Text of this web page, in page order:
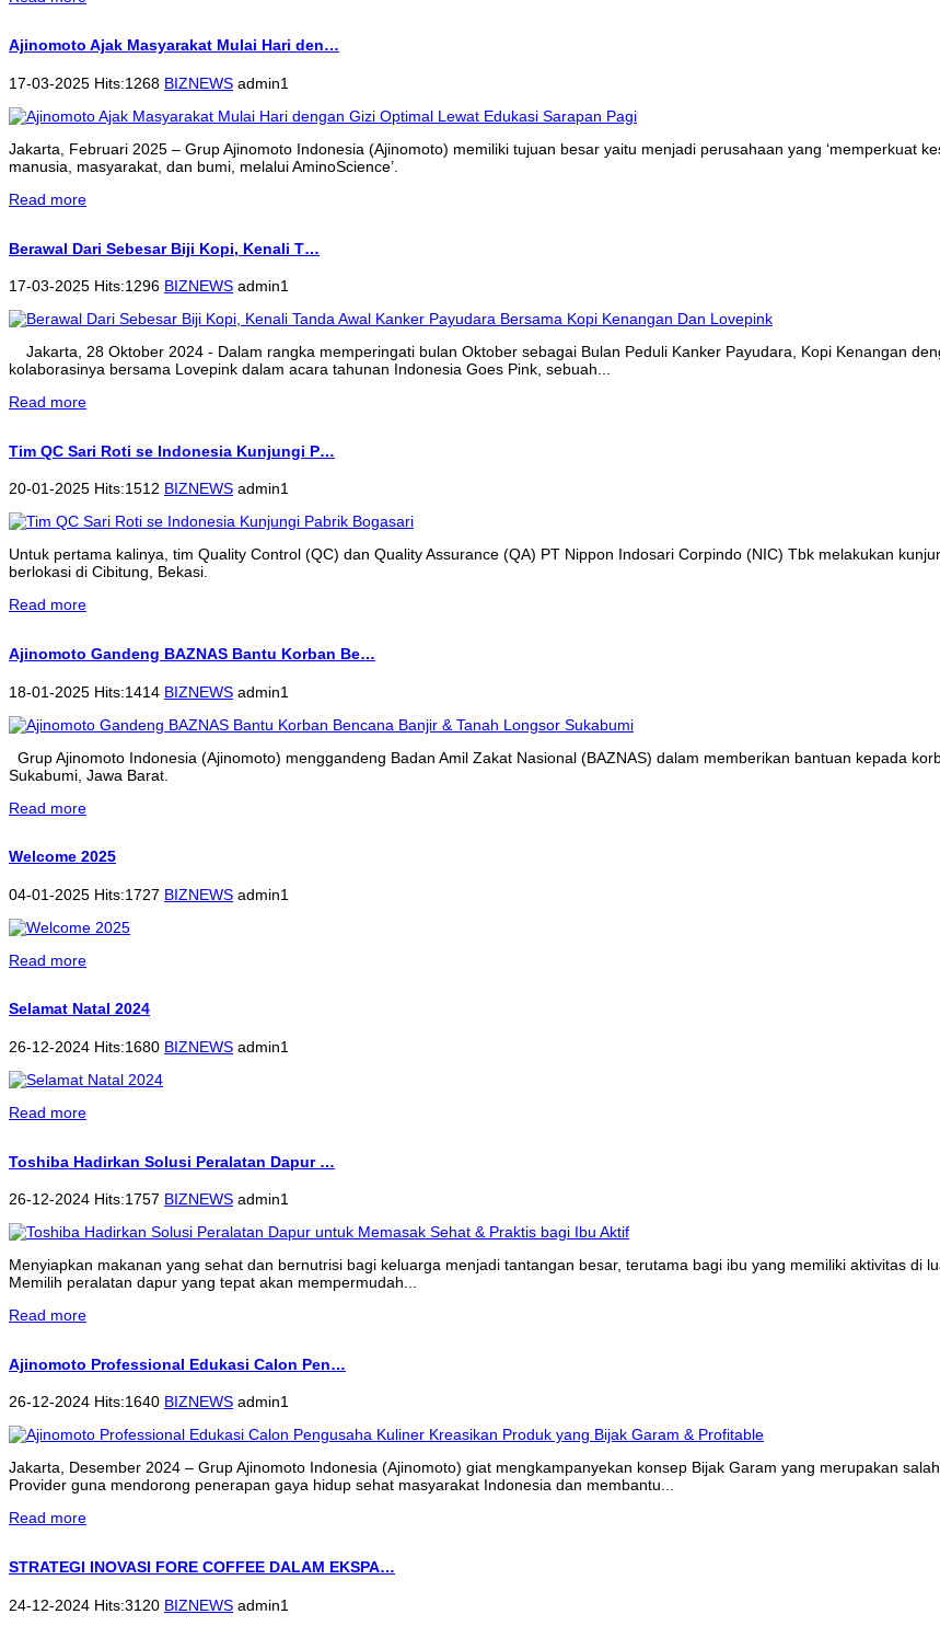
Ajinomoto Ajak Masyarakat Mulai Hari den…
17-03-2025 Hits:1268 BIZNEWS admin1
Jakarta, Februari 2025 – Grup Ajinomoto Indonesia (Ajinomoto) memiliki tujuan besar yaitu menjadi perusahaan yang ‘memperkuat
manusia, masyarakat, dan bumi, melalui AminoScience’.
Read more
Berawal Dari Sebesar Biji Kopi, Kenali T…
17-03-2025 Hits:1296 BIZNEWS admin1
Jakarta, 28 Oktober 2024 - Dalam rangka memperingati bulan Oktober sebagai Bulan Peduli Kanker Payudara, Kopi Kenangan
kolaborasinya bersama Lovepink dalam acara tahunan Indonesia Goes Pink, sebuah...
Read more
Tim QC Sari Roti se Indonesia Kunjungi P…
20-01-2025 Hits:1512 BIZNEWS admin1
Untuk pertama kalinya, tim Quality Control (QC) dan Quality Assurance (QA) PT Nippon Indosari Corpindo (NIC) Tbk melakukan
berlokasi di Cibitung, Bekasi.
Read more
Ajinomoto Gandeng BAZNAS Bantu Korban Be…
18-01-2025 Hits:1414 BIZNEWS admin1
Grup Ajinomoto Indonesia (Ajinomoto) menggandeng Badan Amil Zakat Nasional (BAZNAS) dalam memberikan bantuan kepada
Sukabumi, Jawa Barat.
Read more
Welcome 2025
04-01-2025 Hits:1727 BIZNEWS admin1
Read more
Selamat Natal 2024
26-12-2024 Hits:1680 BIZNEWS admin1
Read more
Toshiba Hadirkan Solusi Peralatan Dapur …
26-12-2024 Hits:1757 BIZNEWS admin1
Menyiapkan makanan yang sehat dan bernutrisi bagi keluarga menjadi tantangan besar, terutama bagi ibu yang memiliki aktivitas di
Memilih peralatan dapur yang tepat akan mempermudah...
Read more
Ajinomoto Professional Edukasi Calon Pen…
26-12-2024 Hits:1640 BIZNEWS admin1
Jakarta, Desember 2024 – Grup Ajinomoto Indonesia (Ajinomoto) giat mengkampanyekan konsep Bijak Garam yang merupakan
Provider guna mendorong penerapan gaya hidup sehat masyarakat Indonesia dan membantu...
Read more
STRATEGI INOVASI FORE COFFEE DALAM EKSPA…
24-12-2024 Hits:3120 BIZNEWS admin1